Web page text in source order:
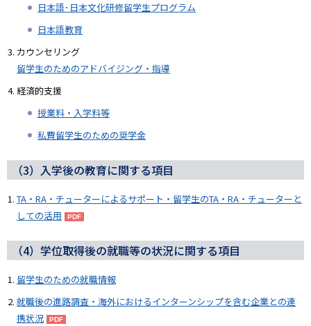
日本語･日本文化研修留学生プログラム
日本語教育
カウンセリング
留学生のためのアドバイジング・指導
経済的支援
授業料・入学料等
私費留学生のための奨学金
（3）入学後の教育に関する項目
TA・RA・チューターによるサポート・留学生のTA・RA・チューターと
しての活用
（4）学位取得後の就職等の状況に関する項目
留学生のための就職情報
就職後の進路調査・海外におけるインターンシップを含む企業との連
携状況